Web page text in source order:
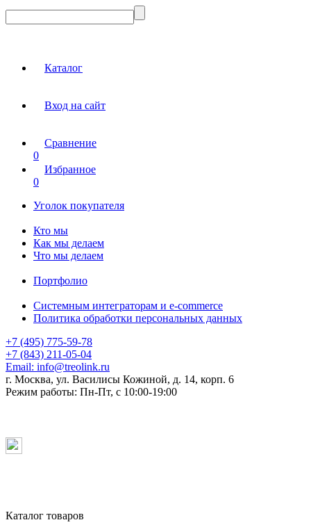
Каталог
Вход на сайт
Сравнение
0
Избранное
0
Уголок покупателя
Кто мы
Как мы делаем
Что мы делаем
Портфолио
Системным интеграторам и e-commerce
Политика обработки персональных данных
+7 (495) 775-59-78
+7 (843) 211-05-04
Email: info@treolink.ru
г. Москва, ул. Василисы Кожиной, д. 14, корп. 6
Режим работы: Пн-Пт, с 10:00-19:00
Каталог товаров